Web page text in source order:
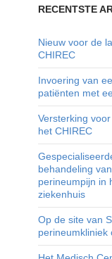
RECENTSTE
Nieuw voor de
CHIREC
Invoering van
patiënten met
Versterking
het CHIREC
behandeling
perineumpijn in
ziekenhuis
Op de site van
perineumkliniek